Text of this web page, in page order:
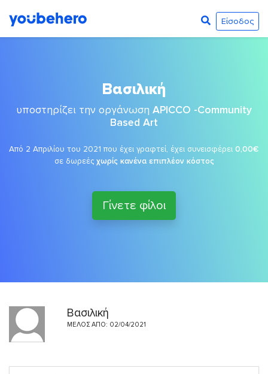
Είσοδος
Βασιλική
υποστηρίζει την οργάνωση APICCO -Community
Based Art
Από 2 Απριλίου του 2021 που έχει γραφτεί, έχει συνεισφέρει 0,00€
σε δωρεές χωρίς κανένα επιπλέον κόστος
Γίνετε φίλοι
Βασιλική
ΜΈΛΟΣ ΑΠΌ: 02/04/2021